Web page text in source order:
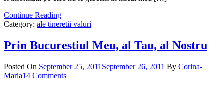
Continue Reading
Category: ale tineretii valuri
Prin Bucurestiul Meu, al Tau, al Nostru
Posted On September 25, 2011 September 26, 2011 By Corina-
Maria14 Comments